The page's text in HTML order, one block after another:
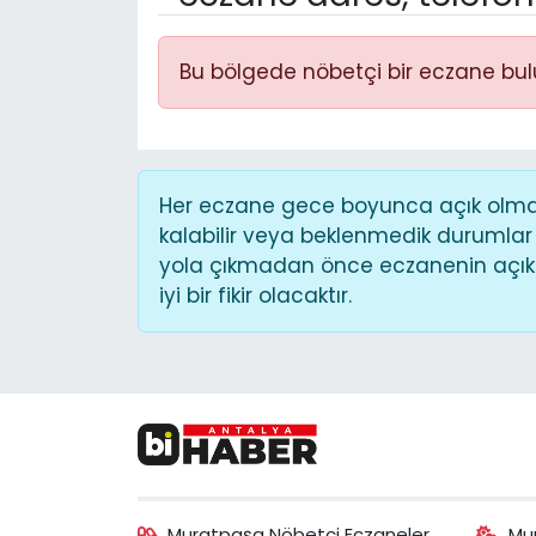
Bu bölgede nöbetçi bir eczane
Her eczane gece boyunca açık
kalabilir veya beklenmedik
yola çıkmadan önce eczanenin
iyi bir fikir olacaktır.